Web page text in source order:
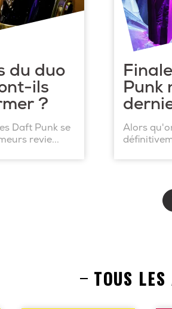
du duo
ils
?
Daft Punk se
revie...
Punk
Alors
TOUS